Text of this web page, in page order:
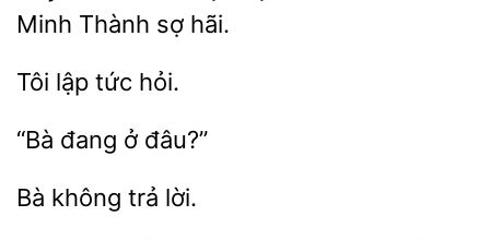
Thành sợ hãi.
Tôi
“Bà
không